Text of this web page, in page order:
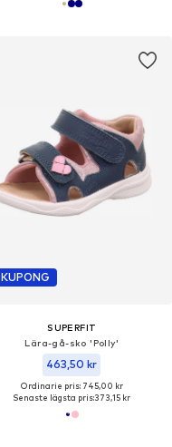
KUPONG
SUPERFIT
Lära-gå-sko 'Polly'
463,50 kr
Ordinarie pris: 745,00 kr
Senaste lägsta pris:373,15 kr